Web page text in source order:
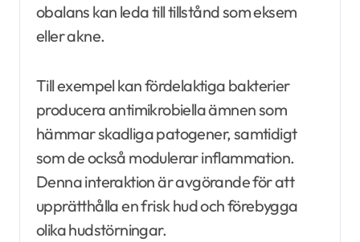
obalans kan leda till tillstånd som eksem
eller akne.
Till exempel kan fördelaktiga bakterier
producera antimikrobiella ämnen som
hämmar skadliga patogener, samtidigt
som de också modulerar inflammation.
Denna interaktion är avgörande för att
upprätthålla en frisk hud och förebygga
olika hudstörningar.